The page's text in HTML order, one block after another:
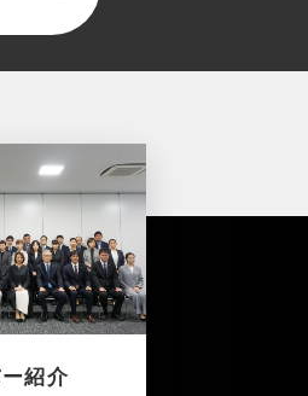
紹介